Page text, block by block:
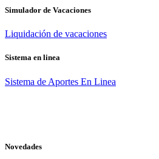
Simulador de Vacaciones
Liquidación de vacaciones
Sistema en linea
Sistema de Aportes En Linea
Novedades